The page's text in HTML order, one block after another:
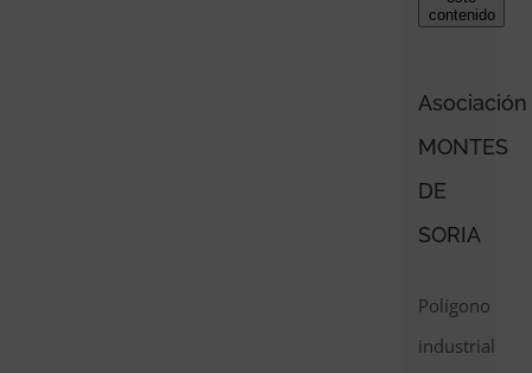
contenido
Asociación
MONTES
DE
SORIA
Polígono
industrial